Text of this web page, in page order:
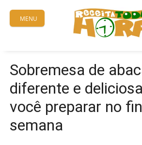
content
MENU
Sobremesa de
diferente e
você preparar no
semana